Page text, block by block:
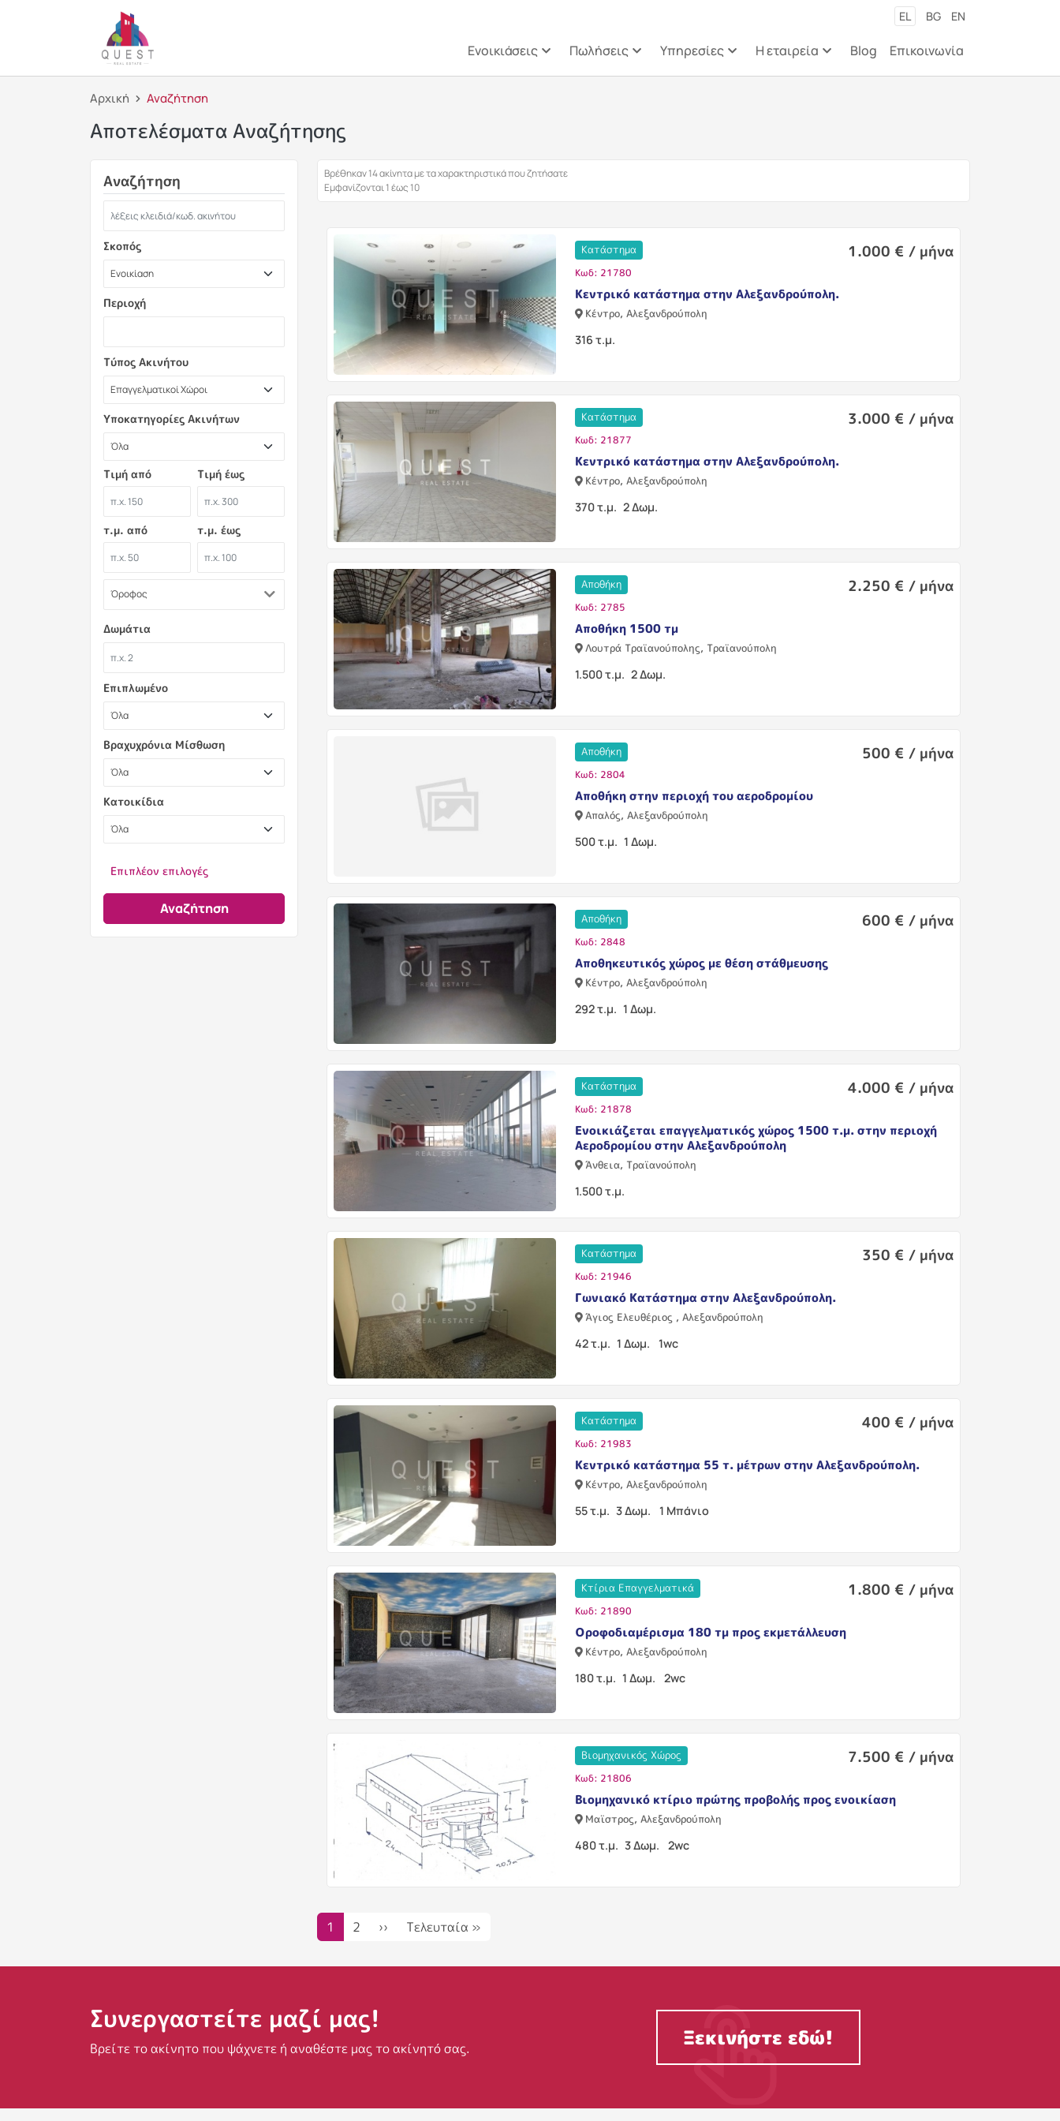
EL BG EN
Ενοικιάσεις Πωλήσεις Υπηρεσίες Η εταιρεία Blog Επικοινωνία
Αρχική Αναζήτηση
Αποτελέσματα Αναζήτησης
Βρέθηκαν 14 ακίνητα με τα χαρακτηριστικά που ζητήσατε
Εμφανίζονται 1 έως 10
Κατάστημα 1.000 € / μήνα
Κωδ: 21780
Κεντρικό κατάστημα στην Αλεξανδρούπολη.
Κέντρο, Αλεξανδρούπολη
316 τ.μ.
Κατάστημα 3.000 € / μήνα
Κωδ: 21877
Κεντρικό κατάστημα στην Αλεξανδρούπολη.
Κέντρο, Αλεξανδρούπολη
370 τ.μ. 2 Δωμ.
Αποθήκη 2.250 € / μήνα
Κωδ: 2785
Αποθήκη 1500 τμ
Λουτρά Τραϊανούπολης, Τραϊανούπολη
1.500 τ.μ. 2 Δωμ.
Αποθήκη 500 € / μήνα
Κωδ: 2804
Αποθήκη στην περιοχή του αεροδρομίου
Απαλός, Αλεξανδρούπολη
500 τ.μ. 1 Δωμ.
Αποθήκη 600 € / μήνα
Κωδ: 2848
Αποθηκευτικός χώρος με θέση στάθμευσης
Κέντρο, Αλεξανδρούπολη
292 τ.μ. 1 Δωμ.
Κατάστημα 4.000 € / μήνα
Κωδ: 21878
Ενοικιάζεται επαγγελματικός χώρος 1500 τ.μ. στην περιοχή
Αεροδρομίου στην Αλεξανδρούπολη
Άνθεια, Τραϊανούπολη
1.500 τ.μ.
Κατάστημα 350 € / μήνα
Κωδ: 21946
Γωνιακό Κατάστημα στην Αλεξανδρούπολη.
Άγιος Ελευθέριος , Αλεξανδρούπολη
42 τ.μ. 1 Δωμ. 1wc
Κατάστημα 400 € / μήνα
Κωδ: 21983
Κεντρικό κατάστημα 55 τ. μέτρων στην Αλεξανδρούπολη.
Κέντρο, Αλεξανδρούπολη
55 τ.μ. 3 Δωμ. 1 Μπάνιο
Κτίρια Επαγγελματικά 1.800 € / μήνα
Κωδ: 21890
Οροφοδιαμέρισμα 180 τμ προς εκμετάλλευση
Κέντρο, Αλεξανδρούπολη
180 τ.μ. 1 Δωμ. 2wc
Βιομηχανικός Χώρος 7.500 € / μήνα
Κωδ: 21806
Βιομηχανικό κτίριο πρώτης προβολής προς ενοικίαση
Μαϊστρος, Αλεξανδρούπολη
480 τ.μ. 3 Δωμ. 2wc
Σελιδοποίηση
1 2 ›› Next page
Τελευταία »
Αναζήτηση
Σκοπός
Περιοχή
Τύπος Ακινήτου
Υποκατηγορίες Ακινήτων
Τιμή από Τιμή έως
τ.μ. από τ.μ. έως
Όροφος
Δωμάτια
Επιπλωμένο
Βραχυχρόνια Μίσθωση
Κατοικίδια
Επιπλέον επιλογές
Αναζήτηση
Συνεργαστείτε μαζί μας!
Βρείτε το ακίνητο που ψάχνετε ή αναθέστε μας το ακίνητό σας. Ξεκινήστε εδώ!